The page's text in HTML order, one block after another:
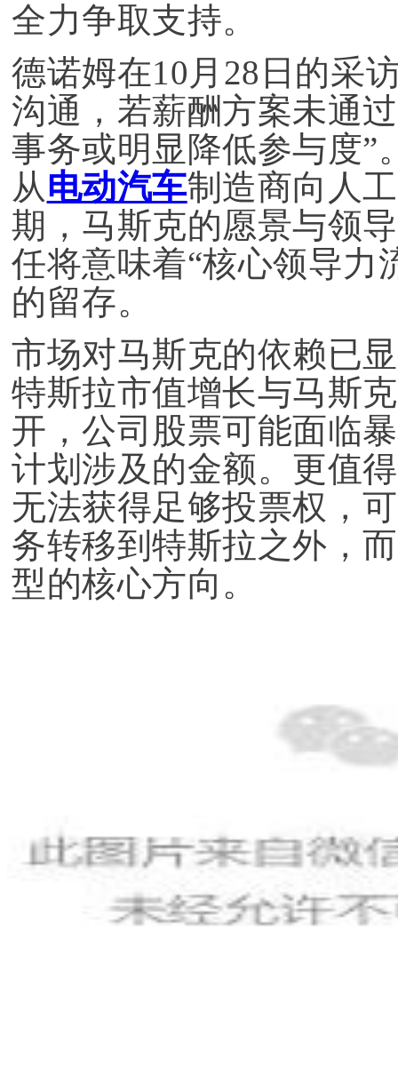
全力争取支持。
德诺姆在10月28日的采
沟通，若薪酬方案未通
事务或明显降低参与度”
从电动汽车制造商向人
期，马斯克的愿景与领
任将意味着“核心领导力
的留存。
市场对马斯克的依赖已
特斯拉市值增长与马斯
开，公司股票可能面临
计划涉及的金额。更值
无法获得足够投票权，
务转移到特斯拉之外，
型的核心方向。